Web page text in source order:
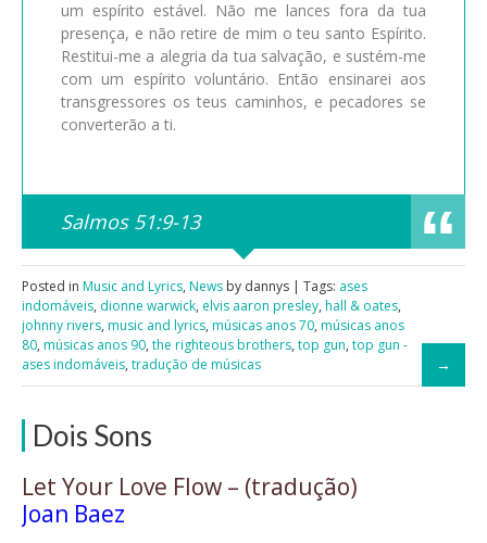
um espírito estável. Não me lances fora da tua
presença, e não retire de mim o teu santo Espírito.
Restitui-me a alegria da tua salvação, e sustém-me
com um espírito voluntário. Então ensinarei aos
transgressores os teus caminhos, e pecadores se
converterão a ti.
Salmos 51:9-13
Posted in Music and Lyrics, News by dannys | Tags: ases
indomáveis, dionne warwick, elvis aaron presley, hall & oates,
johnny rivers, music and lyrics, músicas anos 70, músicas anos
80, músicas anos 90, the righteous brothers, top gun, top gun -
ases indomáveis, tradução de músicas
Dois Sons
Let Your Love Flow – (tradução)
Joan Baez